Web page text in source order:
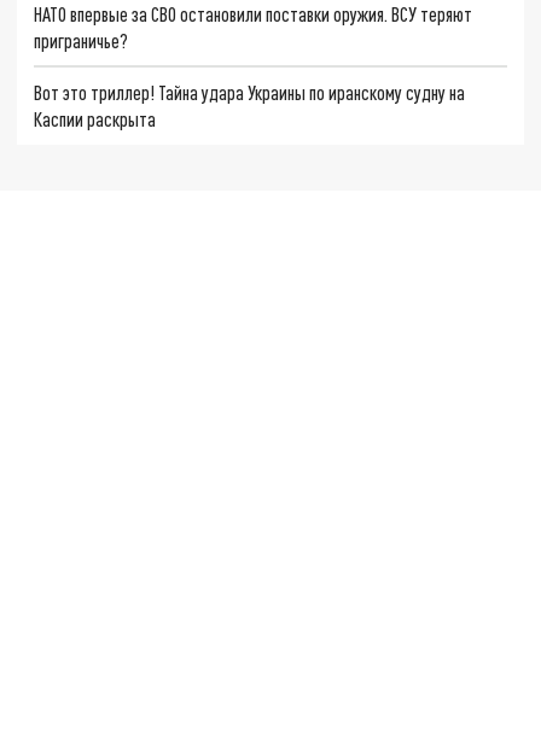
НАТО впервые за СВО остановили поставки оружия. ВСУ теряют
приграничье?
Вот это триллер! Тайна удара Украины по иранскому судну на
Каспии раскрыта